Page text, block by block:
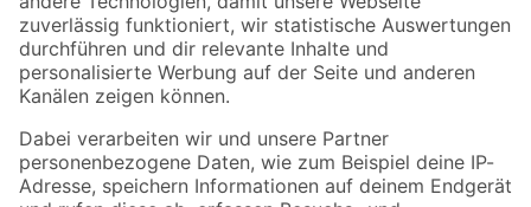
Zur Newsletter Anmeldung
Folge uns
Zahlungsarten Versandarten